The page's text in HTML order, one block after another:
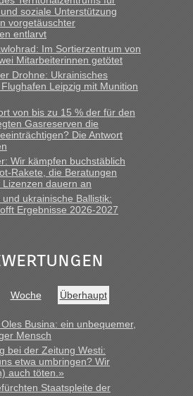
Einreise in die Ukraine
Kleidung...“
• Re: An welchem
Polen und der Ukraine geht es am
wie geplant am Montag
Sehr zeitig los gegen 5 Uhr in der
Verkehr, super bis zur Grenze. Nur
• Re: An welchem
Polen und der Ukraine geht es am
vor der Grenze Richtung Polen
und Reisetipps • Re: An welchem
um 8 Uhr in Urgyniw ausgereist,
Montagmorgen ca. 15 Fahrzeuge
oder Zweite, egal, nach ca 20
nächste Welle...“
• Re: An welchem
Polen und der Ukraine geht es am
soziale Unterstützung
vorgetäuschter
entlarvt
Im Sortierzentrum von
Mitarbeiterinnen getötet
Drohne: Ukrainisches
Leipzig mit Munition
von bis zu 15 % der für den
Gasreserven die
Die Antwort
Wir kämpfen buchstäblich
Rakete, die Beratungen
dauern an
ukrainische Ballistik:
Ergebnisse 2026-2027
Woche Überhaupt
Busina: ein unbequemer,
Mensch
bei der Zeitung Westi:
etwa umbringen? Wir
auch töten.»
Staatspleite der